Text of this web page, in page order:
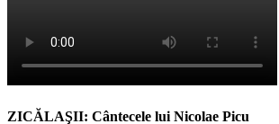
ZICĂLAŞII: Cântecele lui Nicolae Picu